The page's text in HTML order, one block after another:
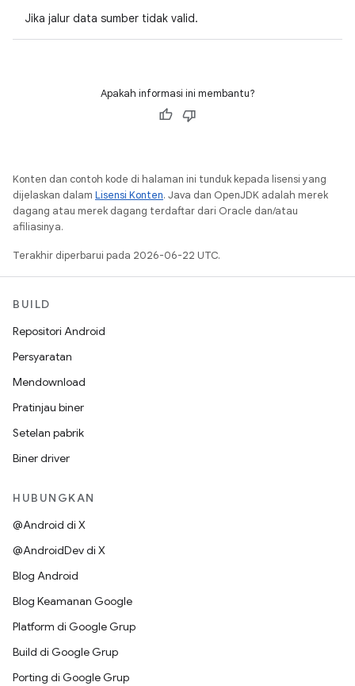
Jika jalur data sumber tidak valid.
Apakah informasi ini membantu?
Konten dan contoh kode di halaman ini tunduk kepada lisensi yang
dijelaskan dalam Lisensi Konten. Java dan OpenJDK adalah merek
dagang atau merek dagang terdaftar dari Oracle dan/atau
afiliasinya.
Terakhir diperbarui pada 2026-06-22 UTC.
BUILD
Repositori Android
Persyaratan
Mendownload
Pratinjau biner
Setelan pabrik
Biner driver
HUBUNGKAN
@Android di X
@AndroidDev di X
Blog Android
Blog Keamanan Google
Platform di Google Grup
Build di Google Grup
Porting di Google Grup